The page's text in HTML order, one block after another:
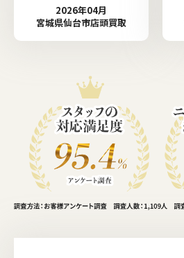
2026年04月
宮城県仙台市店頭買取